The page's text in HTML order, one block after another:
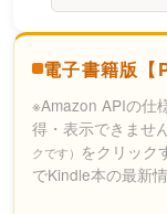
電子書籍版【
※Amazon APIの仕
得・表示できませ
クです） をクリック
でKindle本の最新